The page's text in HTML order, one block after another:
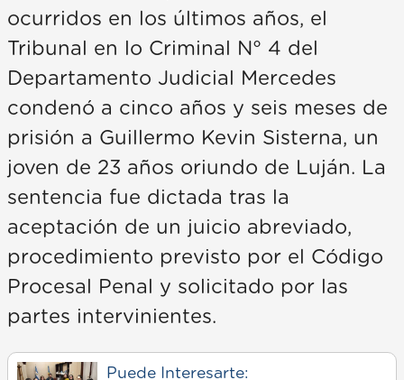
ocurridos en los últimos años, el
Tribunal en lo Criminal N° 4 del
Departamento Judicial Mercedes
condenó a cinco años y seis meses de
prisión a Guillermo Kevin Sisterna, un
joven de 23 años oriundo de Luján. La
sentencia fue dictada tras la
aceptación de un juicio abreviado,
procedimiento previsto por el Código
Procesal Penal y solicitado por las
partes intervinientes.
Puede Interesarte: